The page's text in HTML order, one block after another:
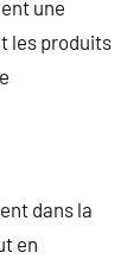
une
les produits
dans la
en